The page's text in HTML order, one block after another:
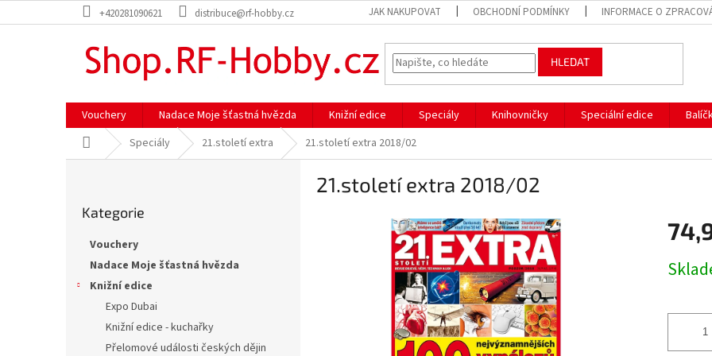
na
+420281090621 distribuce@rf-hobby.cz JAK NAKUPOVAT OBCHODNÍ PODMÍNKY INFORMACE O
HLEDAT
Vouchery Nadace Moje šťastná hvězda Knižní edice Speciály Knihovničky Speciální edice
Domů Speciály 21.století extra 21.století extra 2018/02
kategorie
Kategorie
Vouchery
Nadace Moje šťastná hvězda
Knižní edice
Expo Dubai
Knižní edice - kuchařky
Přelomové události českých dějin
21.století extra 2018/02
cena: